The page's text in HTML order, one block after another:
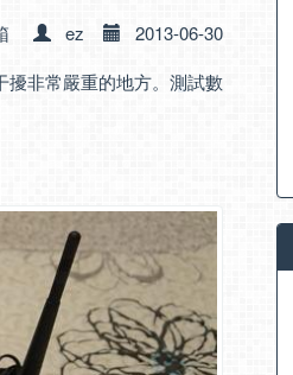
ez
2013-06-30
擾非常嚴重的地方。測試數